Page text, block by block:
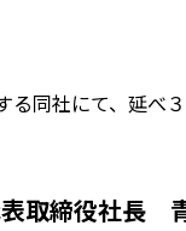
同社にて、延べ
取締役社長